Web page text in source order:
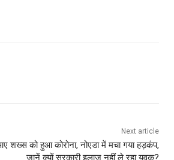
Next article
शख्‍स को हुआ कोरोना, नोएडा में मचा गया हड़कंप,
जानें क्‍यों सरकारी इलाज नहीं ले रहा युवक?